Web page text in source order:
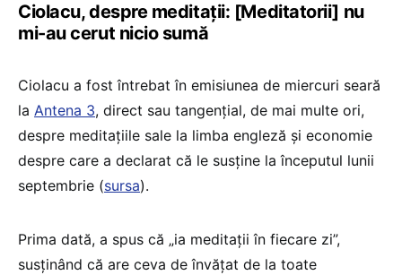
Ciolacu, despre meditații: [Meditatorii] nu
mi-au cerut nicio sumă
Ciolacu a fost întrebat în emisiunea de miercuri seară
la Antena 3, direct sau tangențial, de mai multe ori,
despre meditațiile sale la limba engleză și economie
despre care a declarat că le susține la începutul lunii
septembrie (sursa).
Prima dată, a spus că „ia meditații în fiecare zi”,
susținând că are ceva de învățat de la toate